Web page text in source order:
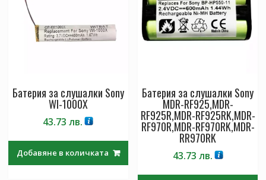
Батерия за слушалки Sony
WI-1000X
43.73лв.
Добавяне в количката
Батерия за слушалки Sony
MDR-RF925,MDR-
RF925R,MDR-RF925RK,MDR-
RF970R,MDR-RF970RK,MDR-
RR970RK
43.73 лв.